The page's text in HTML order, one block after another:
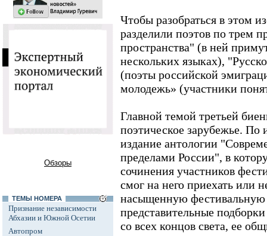
Обзоры
ТЕМЫ НОМЕРА
Признание независимости
Абхазии и Южной Осетии
Автопром
Чтобы разобраться в этом
разделили поэтов по трем
пространства" (в ней
нескольких языках),
(поэты российской
молодежь» (участники
Главной темой третьей
поэтическое зарубежье. По
издание антологии
пределами России", в
сочинения участников
смог на него приехать или
насыщенную фестивальную
представительные
со всех концов света, ее